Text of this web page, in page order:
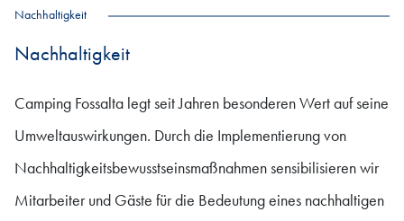
Nachhaltigkeit
Nachhaltigkeit
Camping Fossalta legt seit Jahren besonderen Wert auf seine
Umweltauswirkungen. Durch die Implementierung von
Nachhaltigkeitsbewusstseinsmaßnahmen sensibilisieren wir
Mitarbeiter und Gäste für die Bedeutung eines nachhaltigen